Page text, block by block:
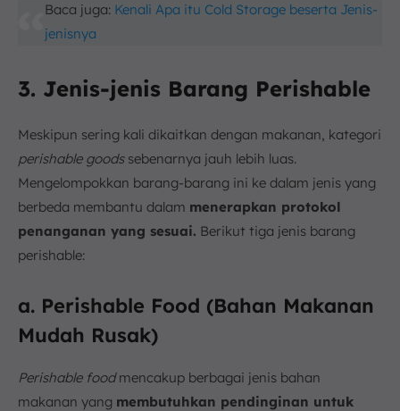
Baca juga: Kenali Apa itu Cold Storage beserta Jenis-
jenisnya
3. Jenis-jenis Barang Perishable
Meskipun sering kali dikaitkan dengan makanan, kategori
perishable goodssebenarnya jauh lebih luas.
Mengelompokkan barang-barang ini ke dalam jenis yang
berbeda membantu dalam menerapkan protokol
penanganan yang sesuai. Berikut tiga jenis barang
perishable:
a. Perishable Food (Bahan Makanan
Mudah Rusak)
Perishable foodmencakup berbagai jenis bahan
makanan yang membutuhkan pendinginan untuk